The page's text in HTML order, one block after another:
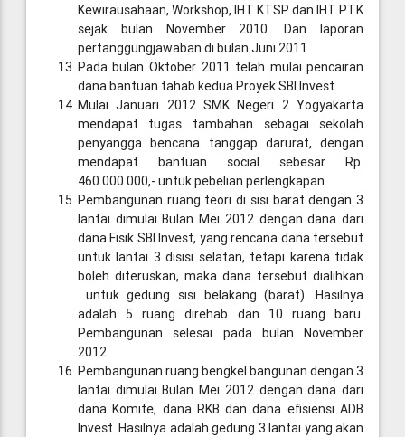
Kewirausahaan, Workshop, IHT KTSP dan IHT PTK
sejak bulan November 2010. Dan laporan
pertanggungjawaban di bulan Juni 2011
Pada bulan Oktober 2011 telah mulai pencairan
dana bantuan tahab kedua Proyek SBI Invest.
Mulai Januari 2012 SMK Negeri 2 Yogyakarta
mendapat tugas tambahan sebagai sekolah
penyangga bencana tanggap darurat, dengan
mendapat bantuan social sebesar Rp.
460.000.000,- untuk pebelian perlengkapan
Pembangunan ruang teori di sisi barat dengan 3
lantai dimulai Bulan Mei 2012 dengan dana dari
dana Fisik SBI Invest, yang rencana dana tersebut
untuk lantai 3 disisi selatan, tetapi karena tidak
boleh diteruskan, maka dana tersebut dialihkan
untuk gedung sisi belakang (barat). Hasilnya
adalah 5 ruang direhab dan 10 ruang baru.
Pembangunan selesai pada bulan November
2012.
Pembangunan ruang bengkel bangunan dengan 3
lantai dimulai Bulan Mei 2012 dengan dana dari
dana Komite, dana RKB dan dana efisiensi ADB
Invest. Hasilnya adalah gedung 3 lantai yang akan